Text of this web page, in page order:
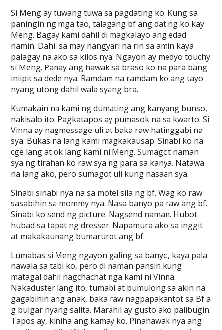
Si Meng ay tuwang tuwa sa pagdating ko. Kung sa
paningin ng mga tao, talagang bf ang dating ko kay
Meng. Bagay kami dahil di magkalayo ang edad
namin. Dahil sa may nangyari na rin sa amin kaya
palagay na ako sa kilos nya. Ngayon ay medyo touchy
si Meng. Panay ang hawak sa braso ko na para bang
iniipit sa dede nya. Ramdam na ramdam ko ang tayo
nyang utong dahil wala syang bra.
Kumakain na kami ng dumating ang kanyang bunso,
nakisalo ito. Pagkatapos ay pumasok na sa kwarto. Si
Vinna ay nagmessage uli at baka raw hatinggabi na
sya. Bukas na lang kami magkakausap. Sinabi ko na
cge lang at ok lang kami ni Meng. Sumagot naman
sya ng tirahan ko raw sya ng para sa kanya. Natawa
na lang ako, pero sumagot uli kung nasaan sya.
Sinabi sinabi nya na sa motel sila ng bf. Wag ko raw
sasabihin sa mommy nya. Nasa banyo pa raw ang bf.
Sinabi ko send ng picture. Nagsend naman. Hubot
hubad sa tapat ng dresser. Napamura ako sa inggit
at makakaunang bumarurot ang bf.
Lumabas si Meng ngayon galing sa banyo, kaya pala
nawala sa tabi ko, pero di naman pansin kung
matagal dahil nagchachat nga kami ni Vinna.
Nakaduster lang ito, tumabi at bumulong sa akin na
gagabihin ang anak, baka raw nagpapakantot sa Bf a
g bulgar nyang salita. Marahil ay gusto ako palibugin.
Tapos ay, kiniha ang kamay ko. Pinahawak nya ang